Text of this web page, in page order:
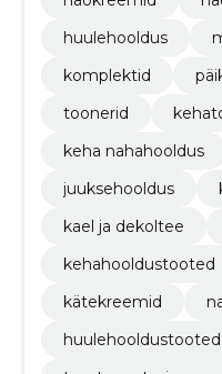
huulehooldus
komplektid
toonerid
keha nahahooldus
juuksehooldus
kael ja dekoltee
kehahooldustooted
kätekreemid
huulehooldustooted